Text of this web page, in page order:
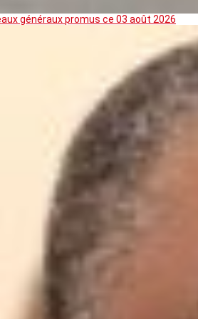
généraux promus ce 03 août 2026